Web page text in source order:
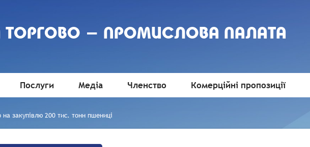
ТОРГОВО - ПРОМИСЛОВА ПАЛАТА
Послуги Медіа Членство Комерційні пропозиції
закупівлю 200 тис. тонн пшениці